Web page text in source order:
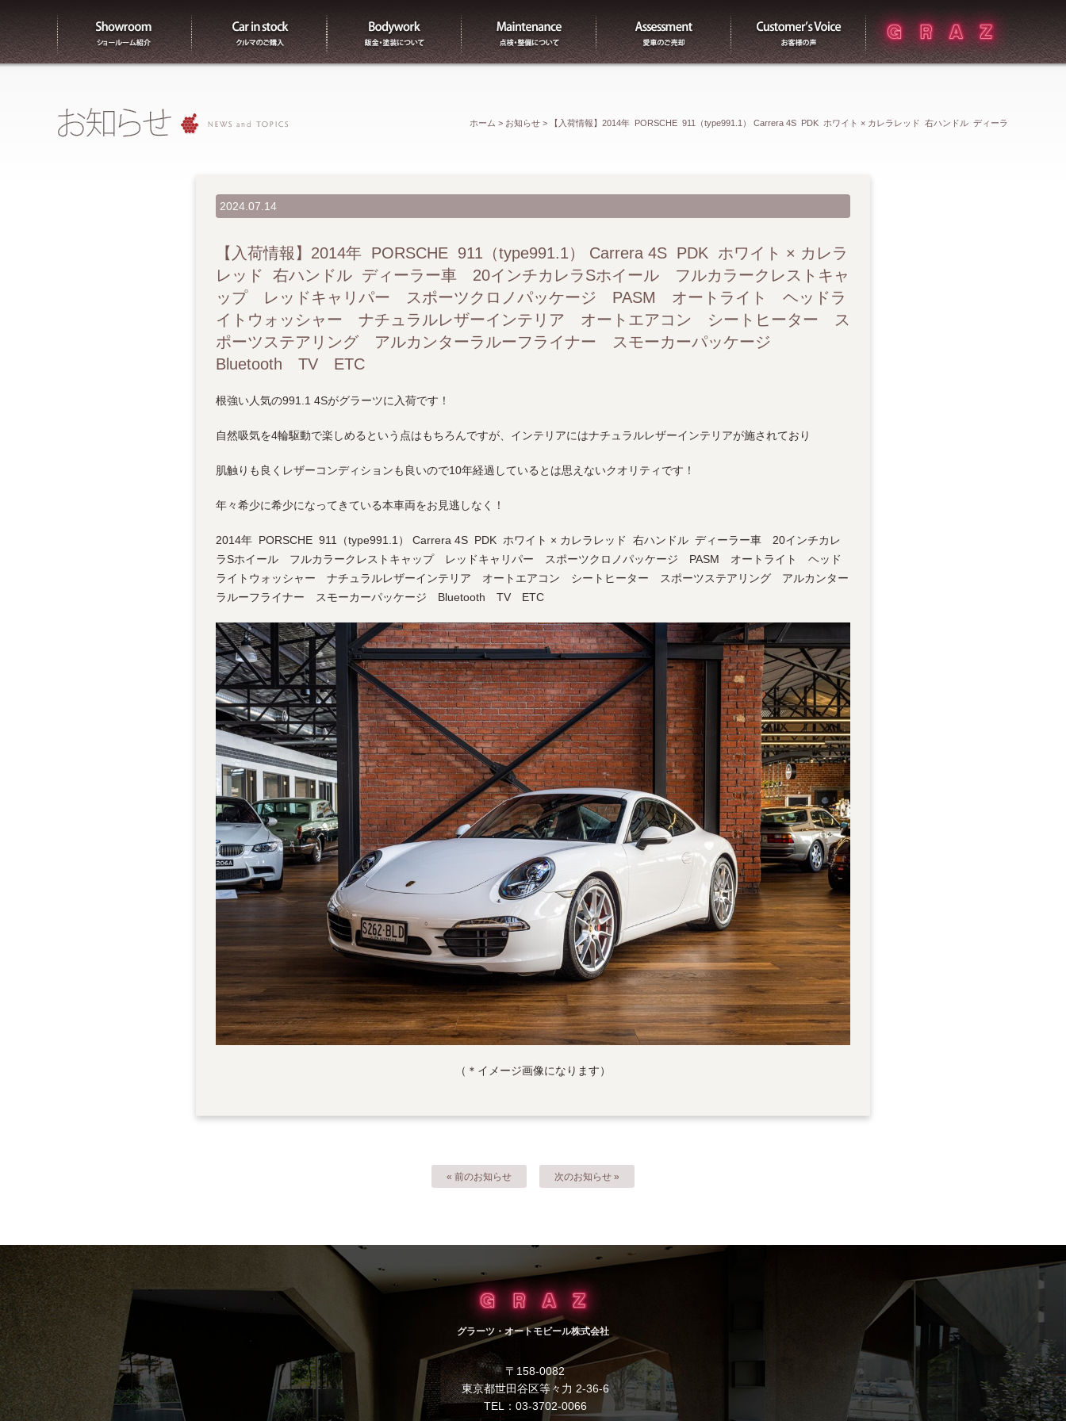
ショールーム紹介 販売 板金 整備 買取 お客様の声
ホーム > お知らせ > 【入荷情報】2014年 PORSCHE 911（type991.1） Carrera 4S PDK ホワイト × カレラレッド 右ハンドル ディーラ
2024.07.14
【入荷情報】2014年 PORSCHE 911（type991.1） Carrera 4S PDK ホワイト × カレラ
レッド 右ハンドル ディーラー車 20インチカレラSホイール フルカラークレストキャ
ップ レッドキャリパー スポーツクロノパッケージ PASM オートライト ヘッドラ
イトウォッシャー ナチュラルレザーインテリア オートエアコン シートヒーター ス
ポーツステアリング アルカンターラルーフライナー スモーカーパッケージ
Bluetooth TV ETC
根強い人気の991.1 4Sがグラーツに入荷です！
自然吸気を4輪駆動で楽しめるという点はもちろんですが、インテリアにはナチュラルレザーインテリアが施されており
肌触りも良くレザーコンディションも良いので10年経過しているとは思えないクオリティです！
年々希少に希少になってきている本車両をお見逃しなく！
2014年 PORSCHE 911（type991.1） Carrera 4S PDK ホワイト × カレラレッド 右ハンドル ディーラー車 20インチカレ
ラSホイール フルカラークレストキャップ レッドキャリパー スポーツクロノパッケージ PASM オートライト ヘッド
ライトウォッシャー ナチュラルレザーインテリア オートエアコン シートヒーター スポーツステアリング アルカンター
ラルーフライナー スモーカーパッケージ Bluetooth TV ETC
（＊イメージ画像になります）
« 前のお知らせ 次のお知らせ »
グラーツ・オートモビール株式会社
〒158-0082
東京都世田谷区等々力 2-36-6
TEL：03-3702-0066